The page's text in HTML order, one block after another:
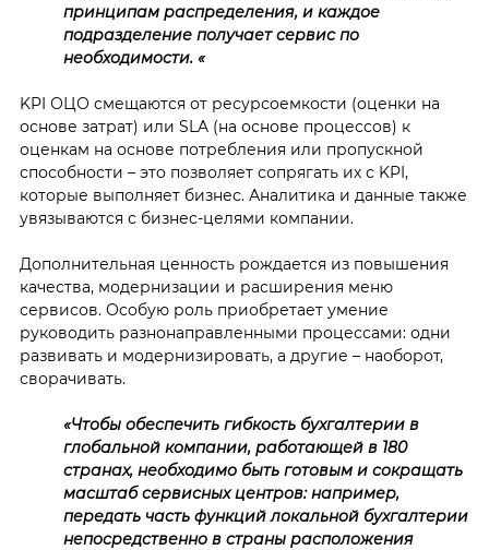
принципам распределения, и каждое
подразделение получает сервис по
необходимости. «
KPI ОЦО смещаются от ресурсоемкости (оценки на
основе затрат) или SLA (на основе процессов) к
оценкам на основе потребления или пропускной
способности – это позволяет сопрягать их с KPI,
которые выполняет бизнес. Аналитика и данные также
увязываются с бизнес-целями компании.
Дополнительная ценность рождается из повышения
качества, модернизации и расширения меню
сервисов. Особую роль приобретает умение
руководить разнонаправленными процессами: одни
развивать и модернизировать, а другие – наоборот,
сворачивать.
«Чтобы обеспечить гибкость бухгалтерии в
глобальной компании, работающей в 180
странах, необходимо быть готовым и сокращать
масштаб сервисных центров: например,
передать часть функций локальной бухгалтерии
непосредственно в страны расположения